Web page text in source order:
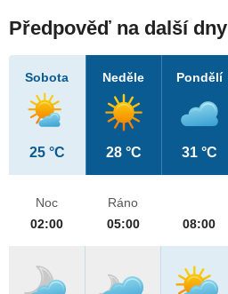
Předpověď na další dny
Sobota
25 °C
Neděle
28 °C
Pondělí
31 °C
Noc
02:00
Ráno
05:00
08:00